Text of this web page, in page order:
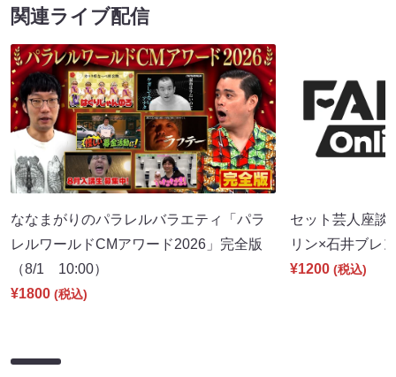
関連ライブ配信
ななまがりのパラレルバラエティ「パラ
レルワールドCMアワード2026」完全版
（8/1 10:00）
¥1800 (税込)
セット芸人座談
リン×石井ブレ
¥1200 (税込)